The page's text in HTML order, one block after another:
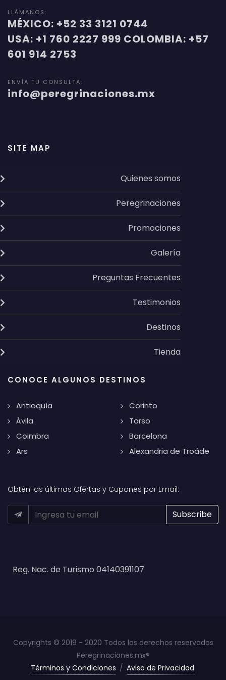
LLÁMANOS:
MÉXICO: +52 33 3121 0744
USA: +1 760 2227 999 COLOMBIA: +57
601 914 2753
ENVÍA TU CONSULTA:
info@peregrinaciones.mx
SITE MAP
Quienes somos
Peregrinaciones
Promociones
Galería
Preguntas Frecuentes
Testimonios
Destinos
Tienda
CONOCE ALGUNOS DESTINOS
Antioquía
Ávila
Coimbra
Ars
Corinto
Tarso
Barcelona
Alexandria de Troáde
Obtén las últimas Ofertas y Cupones por Email:
Reg. Nac. de Turismo 04140391107
Copyrights © 2019 - 2020 Todos los derechos reservados
Peregrinaciones.mx®
Términos y Condiciones / Aviso de Privacidad